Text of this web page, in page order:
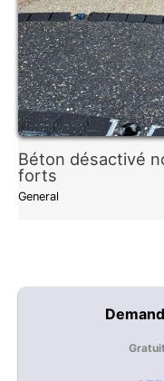
Béton désactivé
forts
General